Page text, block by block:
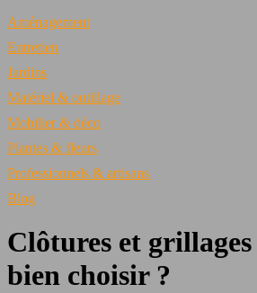
Aménagement
Entretien
Jardins
Matériel & outillage
Mobilier & déco
Plantes & fleurs
Professionnels & artisans
Blog
Clôtures et
bien choisir ?